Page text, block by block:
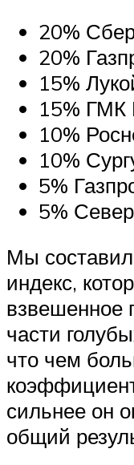
20%
20%
15%
15% ГМК
10%
10%
5%
5%
Мы
индекс,
взвешенное
части
что чем
сильнее он
общий